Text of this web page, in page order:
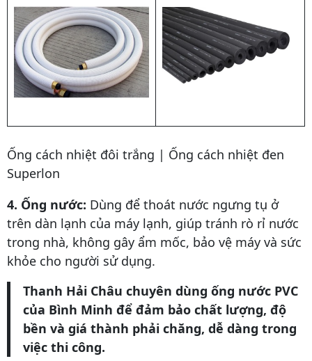
Ống cách nhiệt đôi trắng | Ống cách nhiệt đen
Superlon
4. Ống nước: Dùng để thoát nước ngưng tụ ở
trên dàn lạnh của máy lạnh, giúp tránh rò rỉ nước
trong nhà, không gây ẩm mốc, bảo vệ máy và sức
khỏe cho người sử dụng.
Thanh Hải Châu chuyên dùng ống nước PVC
của Bình Minh để đảm bảo chất lượng, độ
bền và giá thành phải chăng, dễ dàng trong
việc thi công.